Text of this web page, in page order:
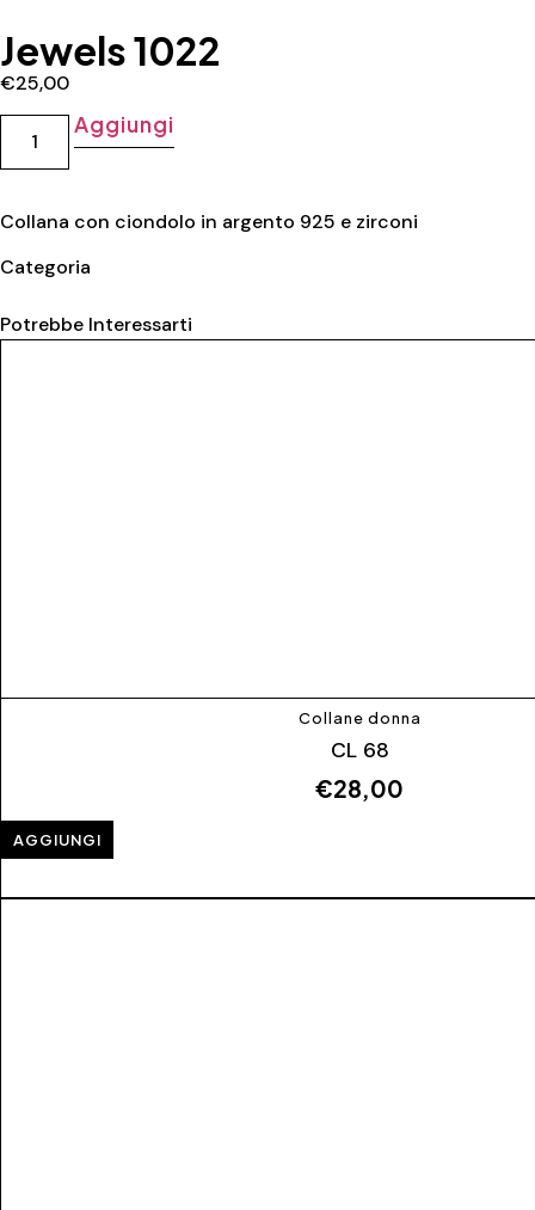
Jewels 1022
€25,00
Aggiungi
Collana con ciondolo in argento 925 e zirconi
Categoria
Potrebbe Interessarti
Collane donna
CL 68
€28,00
AGGIUNGI